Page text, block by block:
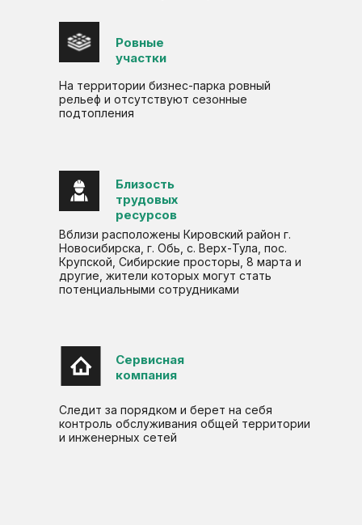
На территории бизнес-парка ровный
рельеф и отсутствуют сезонные
подтопления
Ровные
участки
Вблизи расположены Кировский район г.
Новосибирска, г. Обь, с. Верх-Тула, пос.
Крупской, Сибирские просторы, 8 марта и
другие, жители которых могут стать
потенциальными сотрудниками
Близость
трудовых
ресурсов
Следит за порядком и берет на себя
контроль обслуживания общей территории
и инженерных сетей
Сервисная
компания